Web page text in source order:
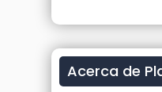
Acerca de